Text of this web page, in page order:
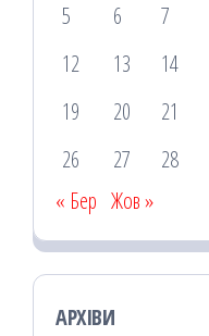
5
6 7
12
13 14
19
20 21
26
27 28
« Бер Жов »
АРХІВИ